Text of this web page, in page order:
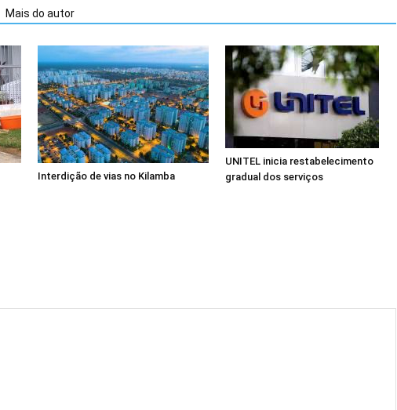
Mais do autor
Interdição de vias no Kilamba
UNITEL inicia restabelecimento
gradual dos serviços